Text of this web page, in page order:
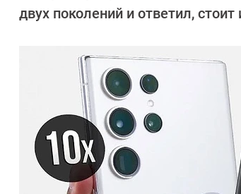
двух поколений и ответил,